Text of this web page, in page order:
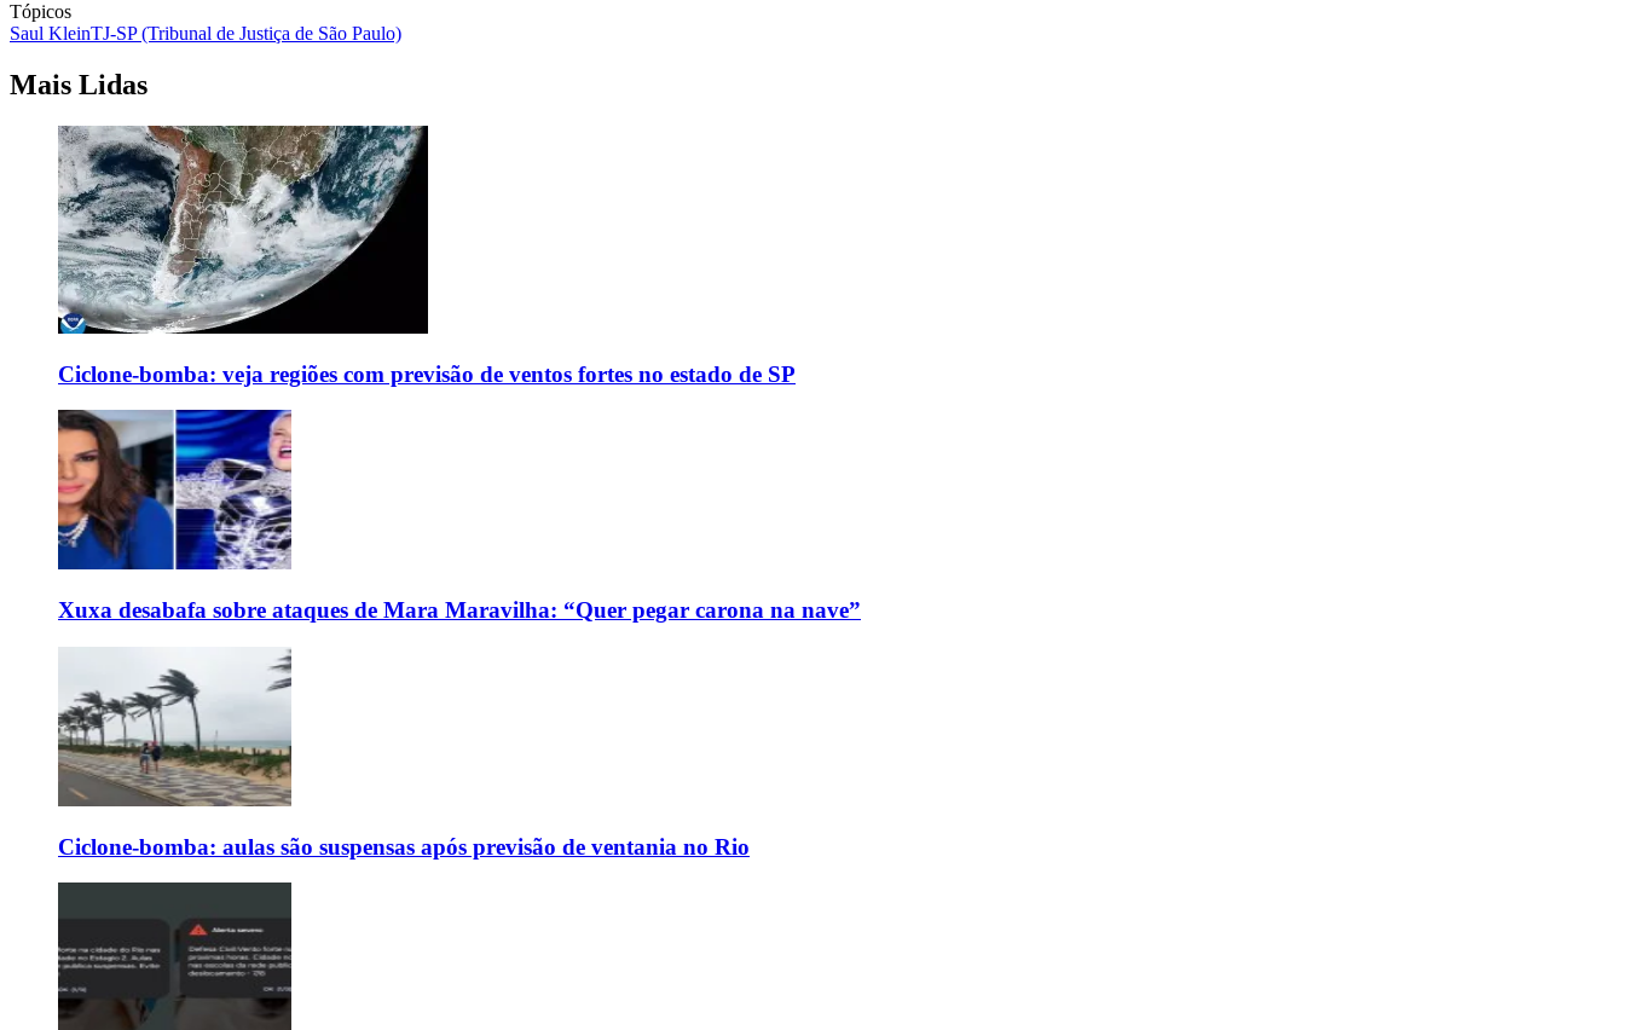
Tópicos
Saul KleinTJ-SP (Tribunal de Justiça de São Paulo)
Mais Lidas
Ciclone-bomba: veja regiões com previsão de ventos fortes no estado de SP
Xuxa desabafa sobre ataques de Mara Maravilha: “Quer pegar carona na nave”
Ciclone-bomba: aulas são suspensas após previsão de ventania no Rio